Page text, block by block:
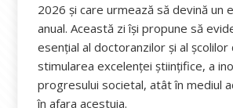
2026 și care urmează să devină un
anual. Această zi își propune să
esențial al doctoranzilor și al școlilor
stimularea excelenței științifice, a
progresului societal, atât în ​​mediul
în afara acestuia.